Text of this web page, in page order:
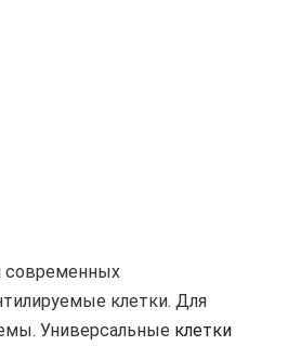
современных
клетки. Для
Универсальные клетки